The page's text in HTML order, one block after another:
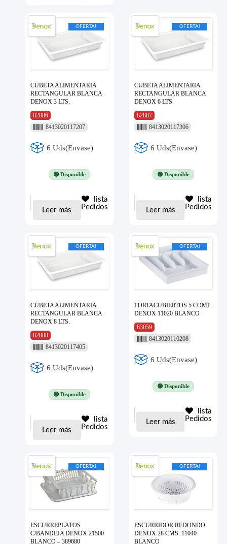
OFERTA!
CUBETA ALIMENTARIA
RECTANGULAR BLANCA
DENOX 3 LTS.
82886
8413020117207
6 Uds(Envase)
🟢 Disponible
Leer más
lista
Pedidos
OFERTA!
CUBETA ALIMENTARIA
RECTANGULAR BLANCA
DENOX 6 LTS.
82887
8413020117306
6 Uds(Envase)
🟢 Disponible
Leer más
lista
Pedidos
OFERTA!
CUBETA ALIMENTARIA
RECTANGULAR BLANCA
DENOX 8 LTS.
82888
8413020117405
6 Uds(Envase)
🟢 Disponible
Leer más
lista
Pedidos
OFERTA!
PORTACUBIERTOS 5 COMP.
DENOX 11020 BLANCO
83059
8413020110208
6 Uds(Envase)
🟢 Disponible
Leer más
lista
Pedidos
OFERTA!
ESCURREPLATOS
C/BANDEJA DENOX 21500
BLANCO – 389680
OFERTA!
ESCURRIDOR REDONDO
DENOX 28 CMS. 11040
BLANCO